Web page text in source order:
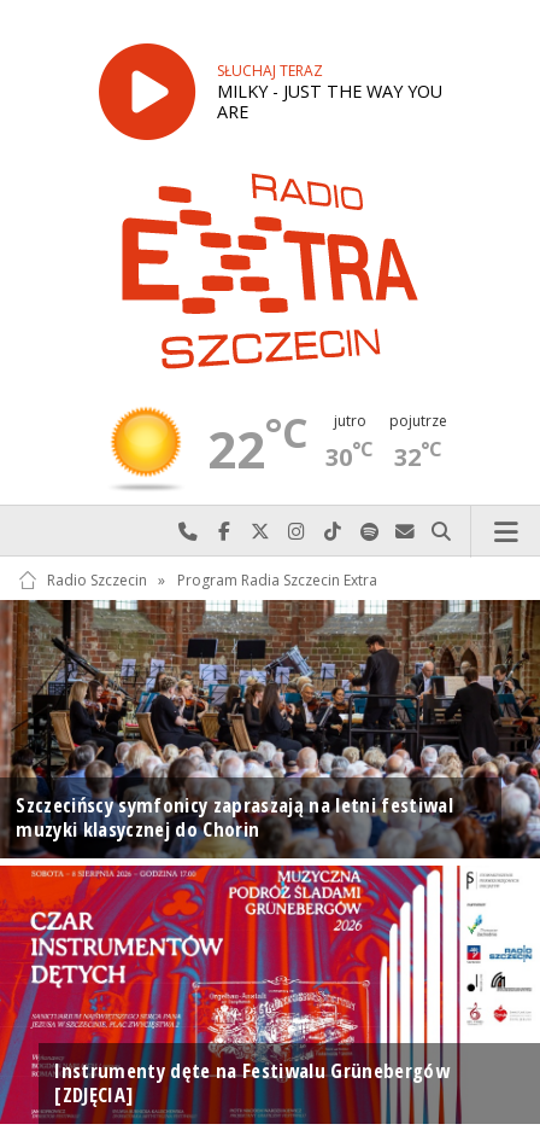
SŁUCHAJ TERAZ
MILKY - JUST THE WAY YOU
ARE
22°C jutro
30°C
pojutrze
32°C
Najlepiej po prostu do nas zadzwoń
Odwiedź nas na Facebook-u
Odwiedź nas na X
Odwiedź nas na Instagram-ie
Odwiedź nas na TikTok-u
Szukaj nas na Spotify
Wyślij do nas
Szukaj
Radio Szczecin » Program Radia Szczecin Extra
Szczecińscy symfonicy zapraszają na letni festiwal
muzyki klasycznej do Chorin
Instrumenty dęte na Festiwalu Grünebergów
[ZDJĘCIA]